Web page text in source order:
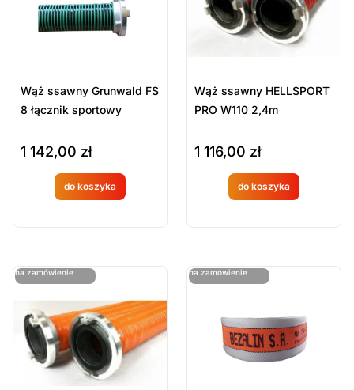
Wąż ssawny Grunwald FS
8 łącznik sportowy
1 142,00 zł
do koszyka
Produkt
na
zamówien
ie
Wąż ssawny HELLSPORT
PRO W110 2,4m
1 116,00 zł
do koszyka
Produkt
na
zamówien
na zamówienie
ostatnie sztuki na zamówienie
ostatnie sztuki